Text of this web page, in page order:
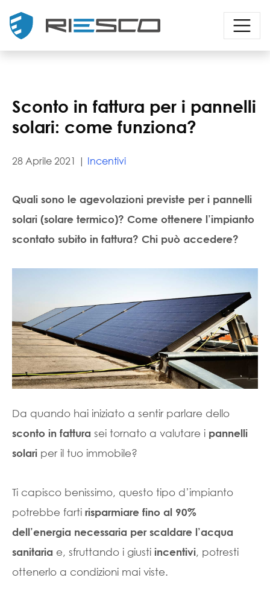
Sconto in fattura per i pannelli
solari: come funziona?
28 Aprile 2021 | Incentivi
Quali sono le agevolazioni previste per i pannelli
solari (solare termico)? Come ottenere l’impianto
scontato subito in fattura? Chi può accedere?
Da quando hai iniziato a sentir parlare dello
sconto in fattura sei tornato a valutare i pannelli
solari per il tuo immobile?
Ti capisco benissimo, questo tipo d’impianto
potrebbe farti risparmiare fino al 90%
dell’energia necessaria per scaldare l’acqua
sanitaria e, sfruttando i giusti incentivi, potresti
ottenerlo a condizioni mai viste.